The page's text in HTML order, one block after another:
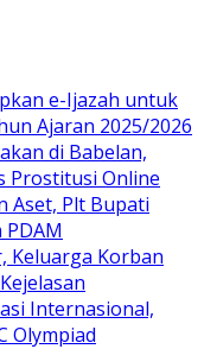
e-Ijazah untuk
Ajaran 2025/2026
di Babelan,
Prostitusi Online
Aset, Plt Bupati
Keluarga Korban
Internasional,
Olympiad